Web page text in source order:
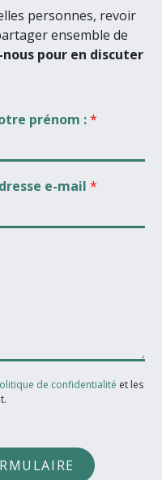
personnes, revoir
ensemble de
pour en discuter
prénom :*
e-mail *
de confidentialité et les